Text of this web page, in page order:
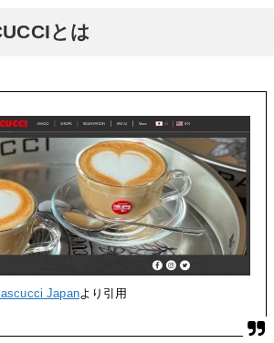
とは
Japanより引用